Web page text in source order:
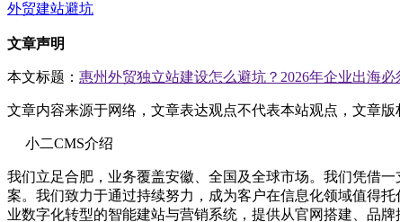
外贸建站避坑
文章声明
本文标题： 惠州外贸独立站建设怎么避坑？2026年企业出海
文章内容来源于网络，文章表达观点不代表本站观点，文章
小二CMS介绍
我们立足合肥，业务覆盖安徽、全国及全球市场。我们凭借
案。我们致力于通过持续努力，成为客户在信息化领域值得
业数字化转型的智能建站与营销系统，提供从官网搭建、品